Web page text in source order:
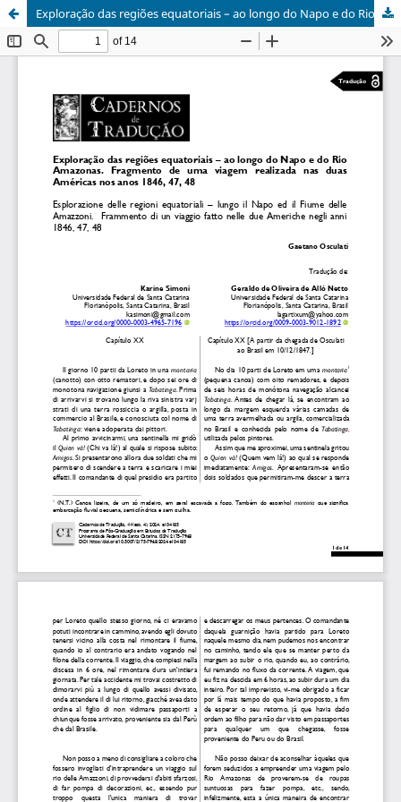
Exploração das regiões equatoriais – ao longo do Napo e do Rio Amazonas. Fragmento de uma viagem realizada nas duas Américas nos anos 1846, 47, 48